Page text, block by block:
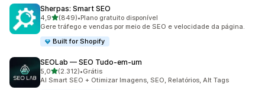
Sherpas: Smart SEO
4,9de 5 estrelas
(849)
849 avaliações ao todo
•Plano gratuito disponível
Gere tráfego e vendas por meio de SEO e velocidade da página.
Built for Shopify
SEOLab — SEO Tudo‑em‑um
5,0de 5 estrelas
(2.312)
2312 avaliações ao todo
•Grátis
AI Smart SEO + Otimizar Imagens, SEO, Relatórios, Alt Tags